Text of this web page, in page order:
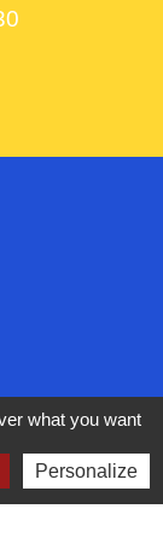
what you want
Personalize